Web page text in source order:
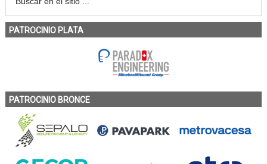
PATROCINIO PLATA
PATROCINIO BRONCE